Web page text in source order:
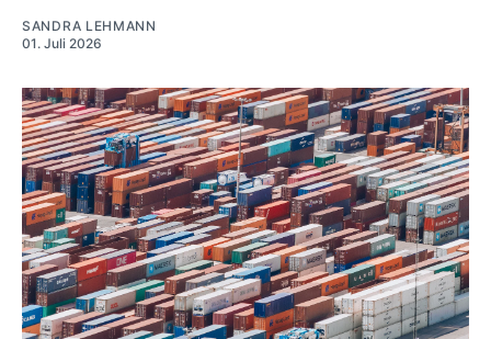
SANDRA LEHMANN
01. Juli 2026